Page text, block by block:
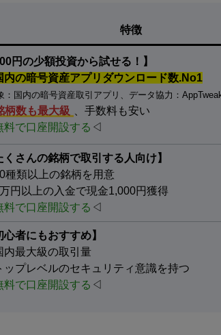
特徴
円の少額投資から試せる！】
内の暗号資産アプリダウンロード数.No1
：国内の暗号資産取引アプリ、データ協力：
柄数も最大級
、手数料も安い
料で口座開設する ◁
くさんの銘柄で取引する人向け】
類以上の銘柄を用意
円以上の入金で現金1,000円獲得
料で口座開設する ◁
心者にもおすすめ】
最大級の取引量
プレベルのセキュリティ意識を持つ
料で口座開設する ◁